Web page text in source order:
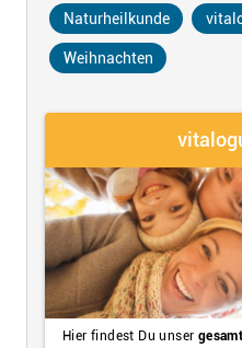
Naturheilkunde
Weihnachten
Hier findest Du unser